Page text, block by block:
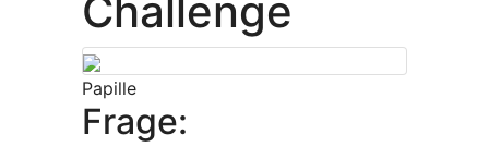
Challenge
Papille
Frage: